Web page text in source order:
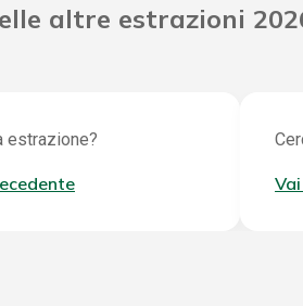
altre estrazioni
estrazione?